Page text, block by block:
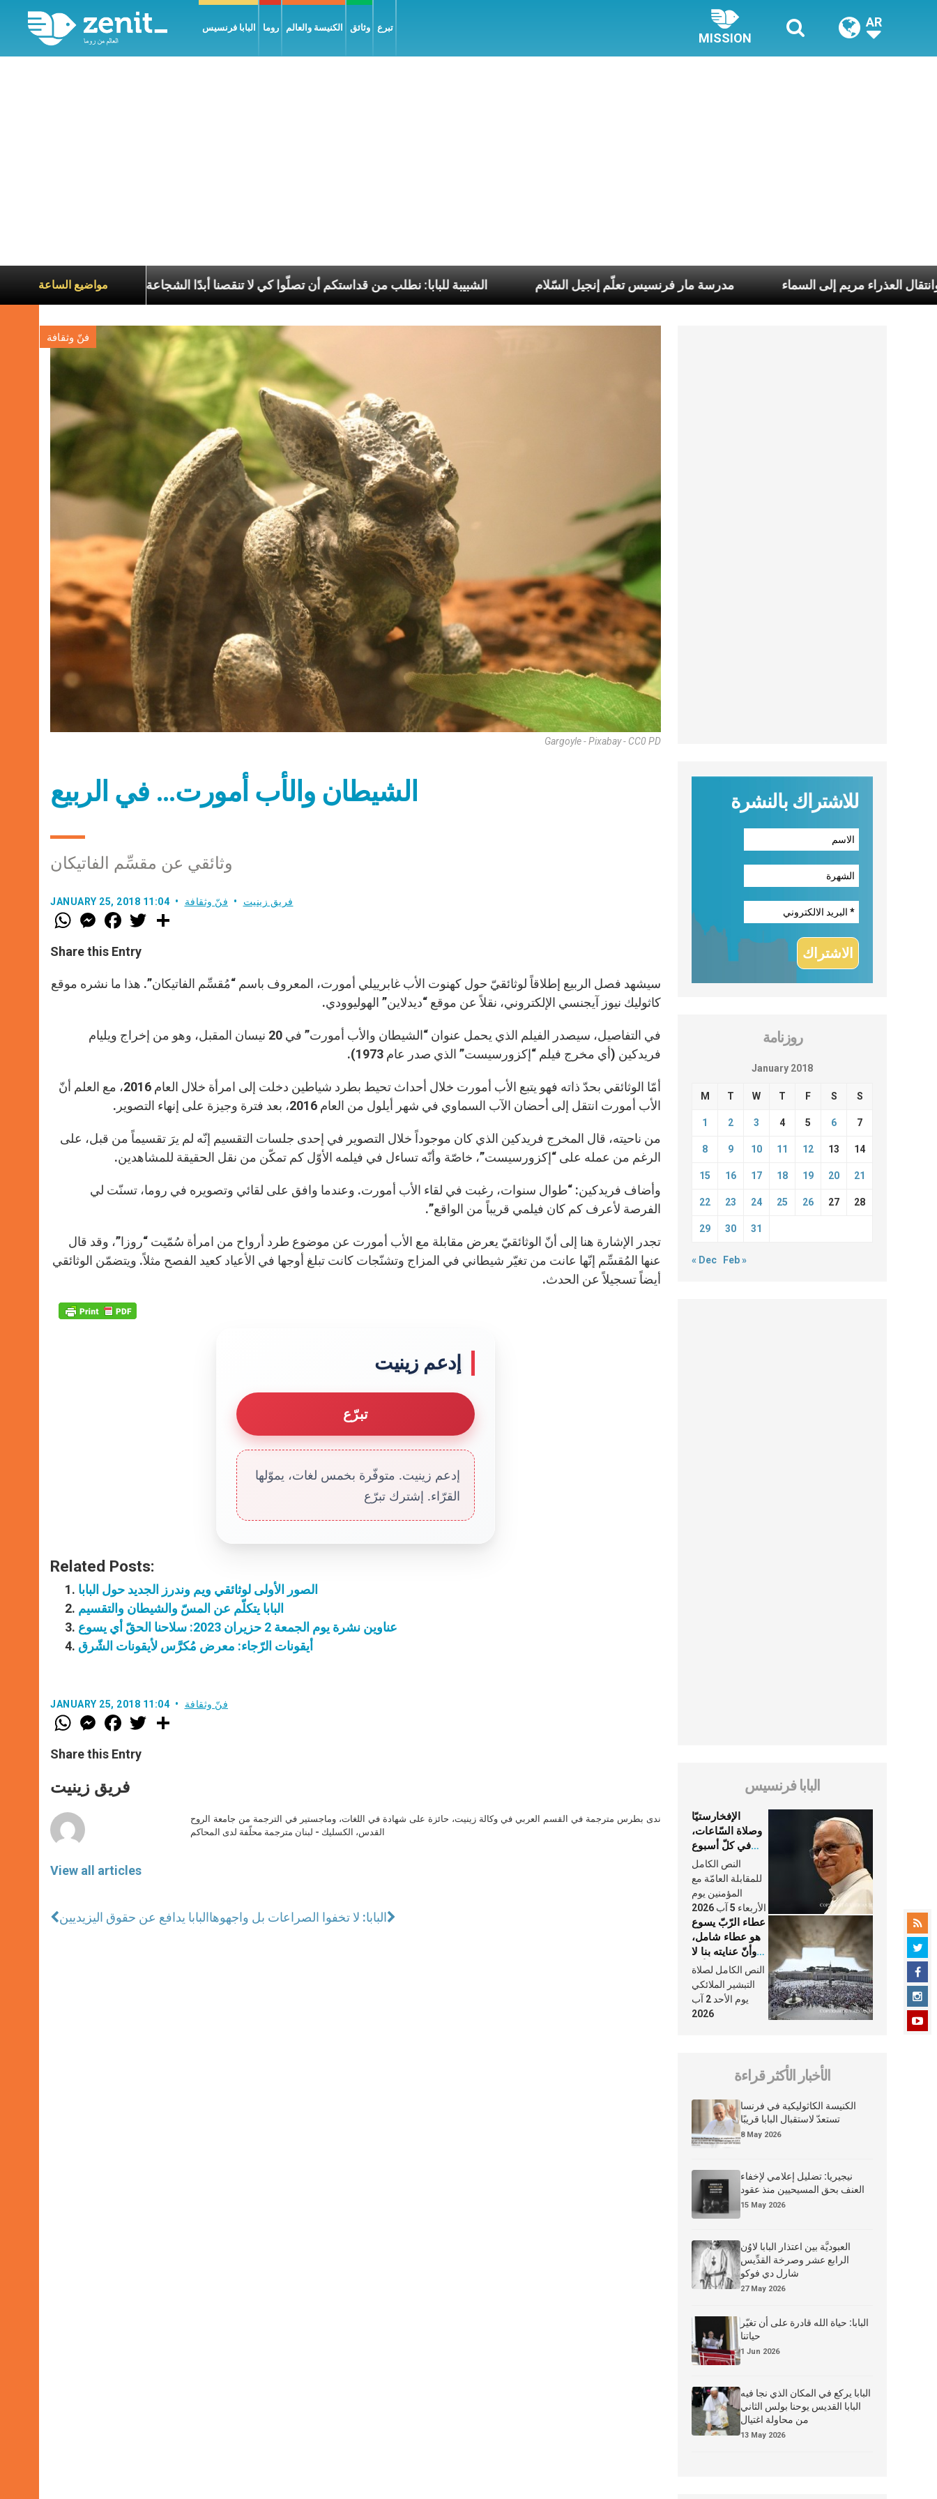
البابا فرنسيس روما الكنيسة والعالم وثائق تبرع
MISSION
AR
مواضيع الساعة
الشبيبة للبابا: نطلب من قداستكم أن تصلّوا كي لا تنقصنا أبدًا الشجاعة لاختيار المسيح مدرسة مار فرنسيس تعلّم إنجيل السّلام الربّ يسوع وانتقال العذراء مريم إلى السماء
فنّ وثقافة
Gargoyle - Pixabay - CC0 PD
الشيطان والأب أمورت… في الربيع
وثائقي عن مقسِّم الفاتيكان
JANUARY 25, 2018 11:04 فريق زينيت فنّ وثقافة
W
h
t
s
p
p
M
e
s
e
g
e
F
a
e
b
o
k
w
r
Share this Entry
سيشهد فصل الربيع إطلاقاً لوثائقيّ حول كهنوت الأب غابرييلي أمورت، المعروف باسم “مُقسِّم الفاتيكان”. هذا ما نشره موقع
كاثوليك نيوز آيجنسي الإلكتروني، نقلاً عن موقع “ديدلاين” الهوليوودي.
في التفاصيل، سيصدر الفيلم الذي يحمل عنوان “الشيطان والأب أمورت” في 20 نيسان المقبل، وهو من إخراج ويليام
فريدكين (أي مخرج فيلم “إكزورسيست” الذي صدر عام 1973).
أمّا الوثائقي بحدّ ذاته فهو يتبع الأب أمورت خلال أحداث تحيط بطرد شياطين دخلت إلى امرأة خلال العام 2016، مع العلم أنّ
الأب أمورت انتقل إلى أحضان الآب السماوي في شهر أيلول من العام 2016، بعد فترة وجيزة على إنهاء التصوير.
من ناحيته، قال المخرج فريدكين الذي كان موجوداً خلال التصوير في إحدى جلسات التقسيم إنّه لم يرَ تقسيماً من قبل، على
الرغم من عمله على “إكزورسيست”، خاصّة وأنّه تساءل في فيلمه الأوّل كم تمكّن من نقل الحقيقة للمشاهدين.
وأضاف فريدكين: “طوال سنوات، رغبت في لقاء الأب أمورت. وعندما وافق على لقائي وتصويره في روما، تسنّت لي
الفرصة لأعرف كم كان فيلمي قريباً من الواقع”.
تجدر الإشارة هنا إلى أنّ الوثائقيّ يعرض مقابلة مع الأب أمورت عن موضوع طرد أرواح من امرأة سُمّيت “روزا”، وقد قال
عنها المُقسِّم إنّها عانت من تغيّر شيطاني في المزاج وتشنّجات كانت تبلغ أوجها في الأعياد كعيد الفصح مثلاً. ويتضمّن الوثائقي
أيضاً تسجيلاً عن الحدث.
إدعم زينيت
تبرّع
إدعم زينيت. متوفّرة بخمس لغات، يموّلها
القرّاء. إشترك تبرّع
Related Posts:
الصور الأولى لوثائقي ويم وندرز الجديد حول البابا
البابا يتكلّم عن المسّ والشيطان والتقسيم
عناوين نشرة يوم الجمعة 2 حزيران 2023: سلاحنا الحقّ أي يسوع
أيقونات الرّجاء: معرض مُكرَّس لأيقونات الشّرق
JANUARY 25, 2018 11:04 فنّ وثقافة
W
h
t
s
p
p
M
e
s
e
g
e
F
a
e
b
o
k
w
Share this Entry
فريق زينيت
View all articles
ندى بطرس مترجمة في القسم العربي في وكالة زينيت، حائزة على شهادة في اللغات، وماجستير في الترجمة من جامعة الروح
القدس، الكسليك - لبنان مترجمة محلّفة لدى المحاكم
البابا يدافع عن حقوق اليزيديينالبابا: لا تخفوا الصراعات بل واجهوها
للاشتراك بالنشرة
روزنامة
January 2018
M T W T F S S
1 2 3 4 5 6 7
8 9 10 11 12 13 14
15 16 17 18 19 20 21
22 23 24 25 26 27 28
29 30 31
« Dec Feb »
البابا فرنسيس
الإفخارستيّا
وصلاة السّاعات،
في كلّ أسبوع
وكلّ يوم، هما
النَّفَس في حياة
الكنيسة
النص الكامل
للمقابلة العامّة مع
المؤمنين يوم
الأربعاء 5 آب 2026
عطاء الرّبّ يسوع
هو عطاء شامل،
وأنّ عنايته بنا لا
تغيب عنّا أبدًا
النص الكامل لصلاة
التبشير الملائكي
يوم الأحد 2 آب
2026
الأخبار الأكثر قراءة
الكنيسة الكاثوليكية في فرنسا
تستعدّ لاستقبال البابا قريبًا
8 May 2026
نيجيريا: تضليل إعلامي لإخفاء
العنف بحق المسيحيين منذ عقود
15 May 2026
العبوديَّة بين اعتذار البابا لاوُن
الرابع عشر وصرخة القدِّيس
شارل دي فوكو
27 May 2026
البابا: حياة الله قادرة على أن تغيّر
حياتنا
1 Jun 2026
البابا يركع في المكان الذي نجا فيه
البابا القديس يوحنا بولس الثاني
من محاولة اغتيال
13 May 2026